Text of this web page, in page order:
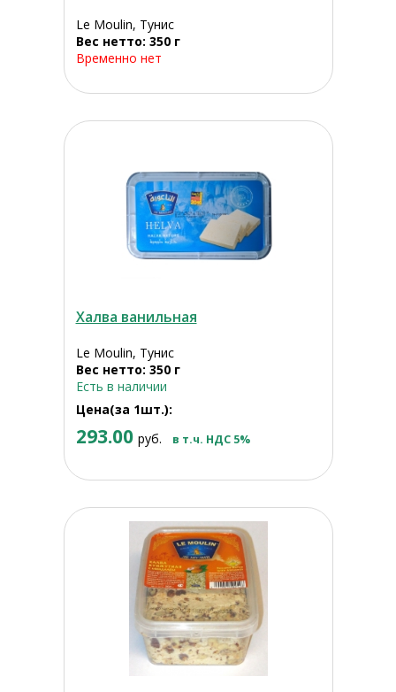
Le Moulin, Тунис
Вес нетто: 350 г
Временно нет
Халва ванильная
Le Moulin, Тунис
Вес нетто: 350 г
Есть в наличии
Цена(за 1шт.):
293.00 руб. в т.ч. НДС 5%